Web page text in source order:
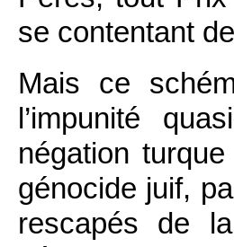
se contentant
Mais ce
l’impunité
négation
génocide juif,
rescapés de